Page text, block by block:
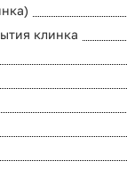
клинка